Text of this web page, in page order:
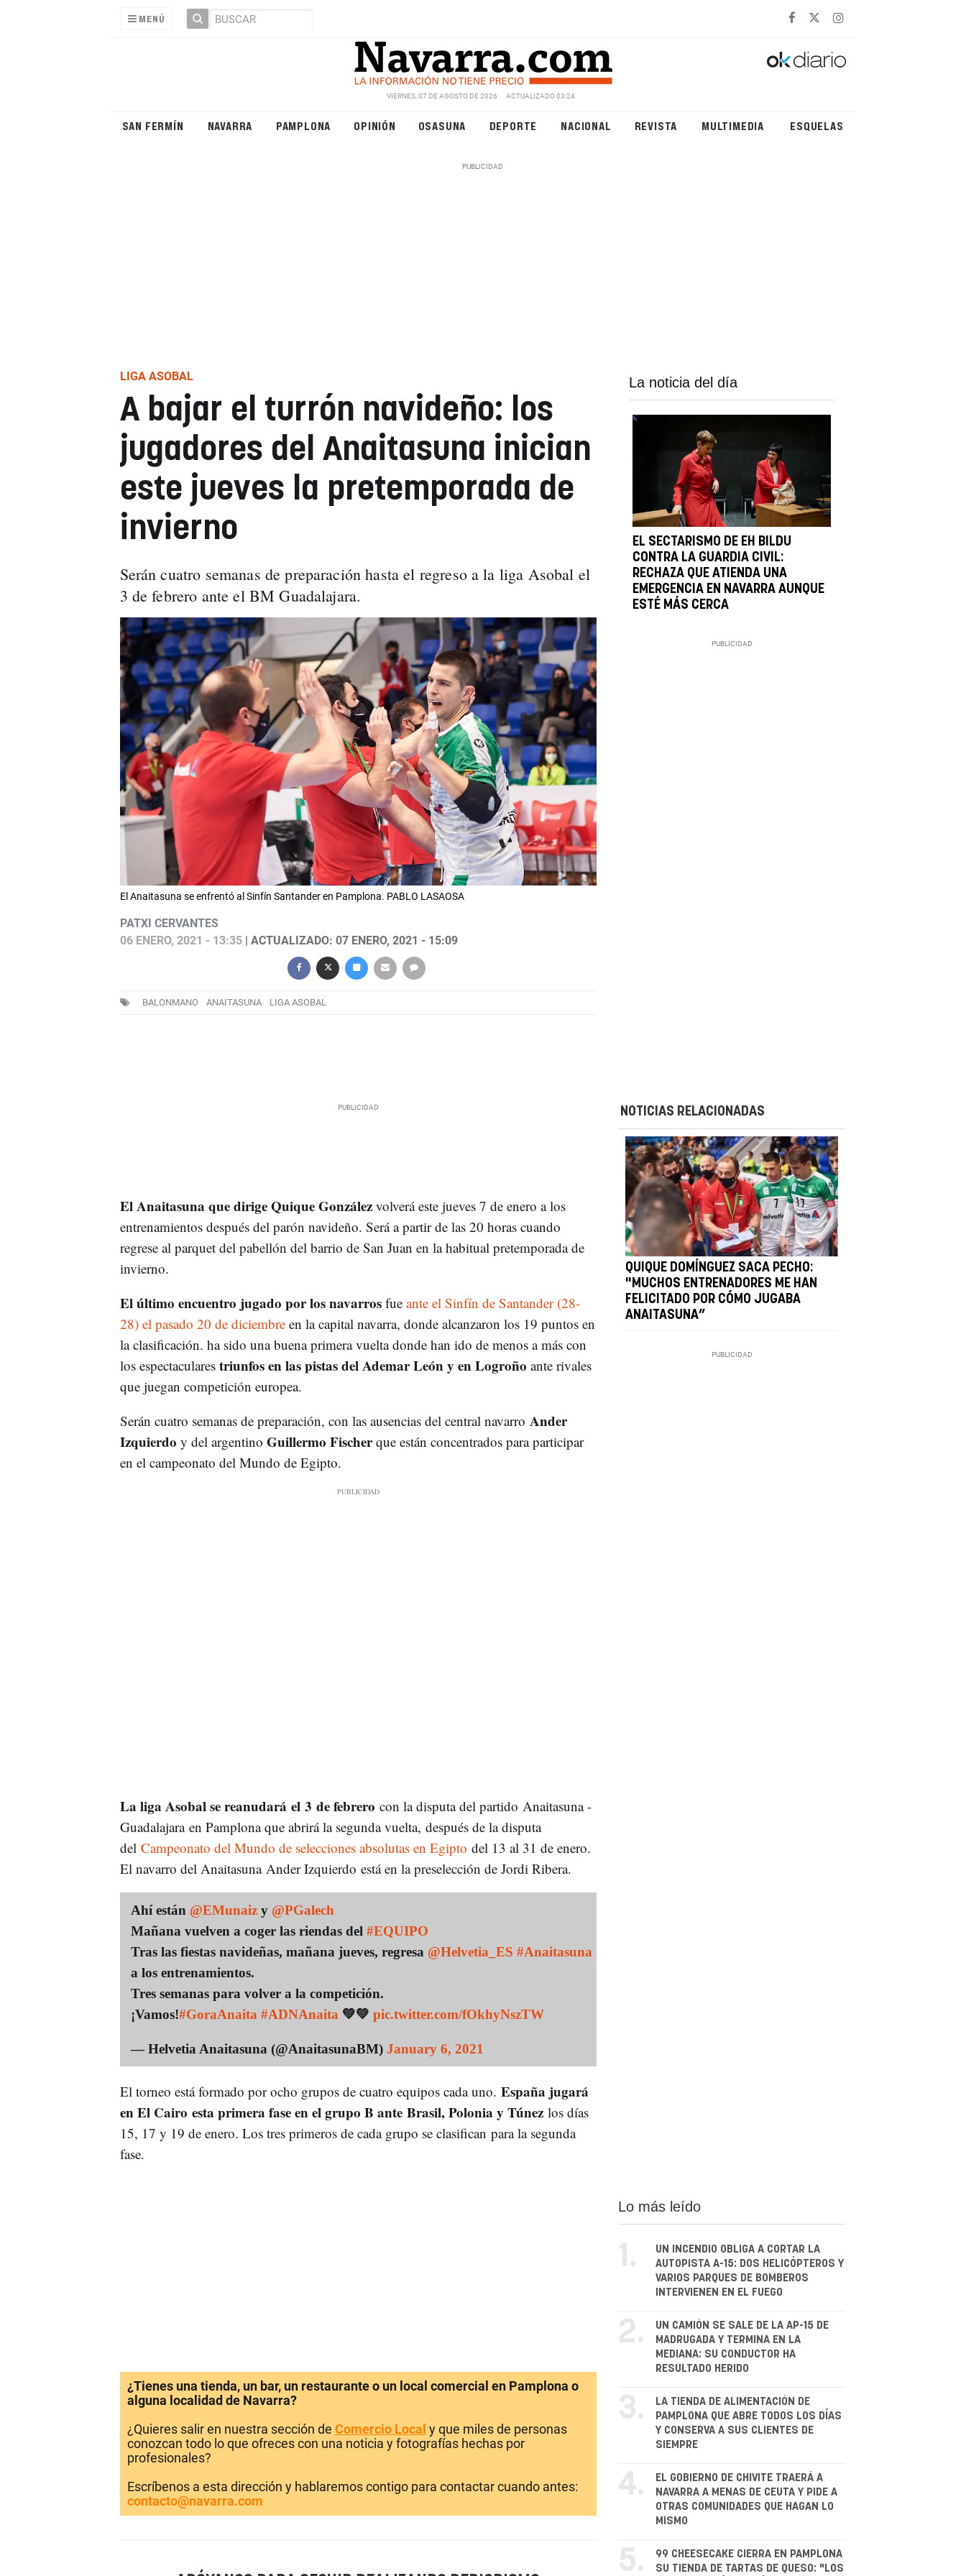
MENÚ
VIERNES, 07 DE AGOSTO DE 2026 ACTUALIZADO 03:24
SAN FERMÍN NAVARRA PAMPLONA OPINIÓN OSASUNA DEPORTE NACIONAL REVISTA MULTIMEDIA ESQUELAS
LIGA ASOBAL
A bajar el turrón navideño: los
jugadores del Anaitasuna inician
este jueves la pretemporada de
invierno
Serán cuatro semanas de preparación hasta el regreso a la liga Asobal el
3 de febrero ante el BM Guadalajara.
El Anaitasuna se enfrentó al Sinfín Santander en Pamplona. PABLO LASAOSA
PATXI CERVANTES
06 ENERO, 2021 - 13:35| ACTUALIZADO: 07 ENERO, 2021 - 15:09
BALONMANO ANAITASUNA LIGA ASOBAL
La noticia del día
EL SECTARISMO DE EH BILDU
CONTRA LA GUARDIA CIVIL:
RECHAZA QUE ATIENDA UNA
EMERGENCIA EN NAVARRA AUNQUE
ESTÉ MÁS CERCA
El Anaitasuna que dirige Quique Gonzálezvolverá este jueves 7 de enero a los
entrenamientos después del parón navideño. Será a partir de las 20 horas cuando
regrese al parquet del pabellón del barrio de San Juan en la habitual pretemporada de
invierno.
El último encuentro jugado por los navarrosfueante el Sinfín de Santander (28-
28) el pasado 20 de diciembre en la capital navarra, donde alcanzaron los 19 puntos en
la clasificación. ha sido una buena primera vuelta donde han ido de menos a más con
los espectacularestriunfos en las pistas del Ademar León y en Logroño ante rivales
que juegan competición europea.
Serán cuatro semanas de preparación, con las ausencias del central navarro Ander
Izquierdo y del argentino Guillermo Fischerque están concentrados para participar
en el campeonato del Mundo de Egipto.
La liga Asobal se reanudará el 3 de febrero con la disputa del partido Anaitasuna -
Guadalajara en Pamplona que abrirá la segunda vuelta, después de la disputa
del Campeonato del Mundo de selecciones absolutas en Egipto del 13 al 31 de enero.
El navarro del Anaitasuna Ander Izquierdo está en la preselección de Jordi Ribera.
Ahí están @EMunaizy @PGalech
Mañana vuelven a coger las riendas del #EQUIPO
Tras las fiestas navideñas, mañana jueves, regresa @Helvetia_ES #Anaitasuna
a los entrenamientos.
Tres semanas para volver a la competición.
¡Vamos!#GoraAnaita #ADNAnaita 💚💚 pic.twitter.com/fOkhyNszTW
— Helvetia Anaitasuna (@AnaitasunaBM) January 6, 2021
El torneo está formado por ocho grupos de cuatro equipos cada uno. España jugará
en El Cairo esta primera fase en el grupo B ante Brasil, Polonia y Túnezlos días
15, 17 y 19 de enero. Los tres primeros de cada grupo se clasifican para la segunda
fase.
NOTICIAS RELACIONADAS
QUIQUE DOMÍNGUEZ SACA PECHO:
"MUCHOS ENTRENADORES ME HAN
FELICITADO POR CÓMO JUGABA
ANAITASUNA”
¿Tienes una tienda, un bar, un restaurante o un local comercial en Pamplona o
alguna localidad de Navarra?
¿Quieres salir en nuestra sección de Comercio Local y que miles de personas
conozcan todo lo que ofreces con una noticia y fotografías hechas por
profesionales?
Escríbenos a esta dirección y hablaremos contigo para contactar cuando antes:
contacto@navarra.com
Lo más leído
1.
UN INCENDIO OBLIGA A CORTAR LA
AUTOPISTA A-15: DOS HELICÓPTEROS Y
VARIOS PARQUES DE BOMBEROS
INTERVIENEN EN EL FUEGO
2.
UN CAMIÓN SE SALE DE LA AP-15 DE
MADRUGADA Y TERMINA EN LA
MEDIANA: SU CONDUCTOR HA
RESULTADO HERIDO
3.
LA TIENDA DE ALIMENTACIÓN DE
PAMPLONA QUE ABRE TODOS LOS DÍAS
Y CONSERVA A SUS CLIENTES DE
SIEMPRE
4.
EL GOBIERNO DE CHIVITE TRAERÁ A
NAVARRA A MENAS DE CEUTA Y PIDE A
OTRAS COMUNIDADES QUE HAGAN LO
MISMO
5.
99 CHEESECAKE CIERRA EN PAMPLONA
SU TIENDA DE TARTAS DE QUESO: "LOS